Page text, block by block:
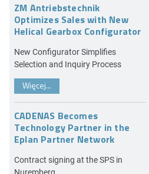
ZM Antriebstechnik
Optimizes Sales with New
Helical Gearbox Configurator
New Configurator Simplifies
Selection and Inquiry Process
Więcej...
CADENAS Becomes
Technology Partner in the
Eplan Partner Network
Contract signing at the SPS in